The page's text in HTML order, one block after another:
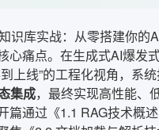
知识库实战：从零搭建你
心痛点。在生成式AI爆发
到上线”的工程化视角，
集成，最终实现高性能、
篇通过《1.1 RAG技术概